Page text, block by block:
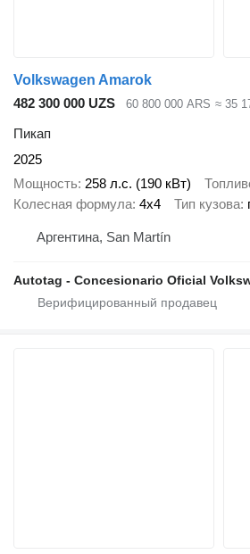
Volkswagen Amarok
482 300 000 UZS
60 800 000 ARS ≈ 35
Пикап
2025
Мощность 258 л.с. (190 кВт)
Колесная формула 4x4 Тип кузова
Аргентина, San Martín
Autotag - Concesionario Oficial